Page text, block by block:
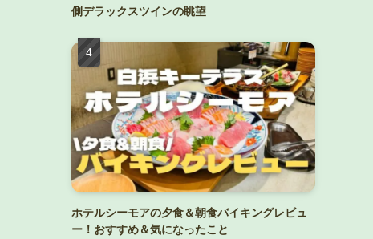
側デラックスツインの眺望
ホテルシーモアの夕食＆朝食バイキングレビュ
ー！おすすめ＆気になったこと